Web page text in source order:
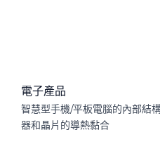
電子產品
智慧型手機/平板電腦的內部結
器和晶片的導熱黏合